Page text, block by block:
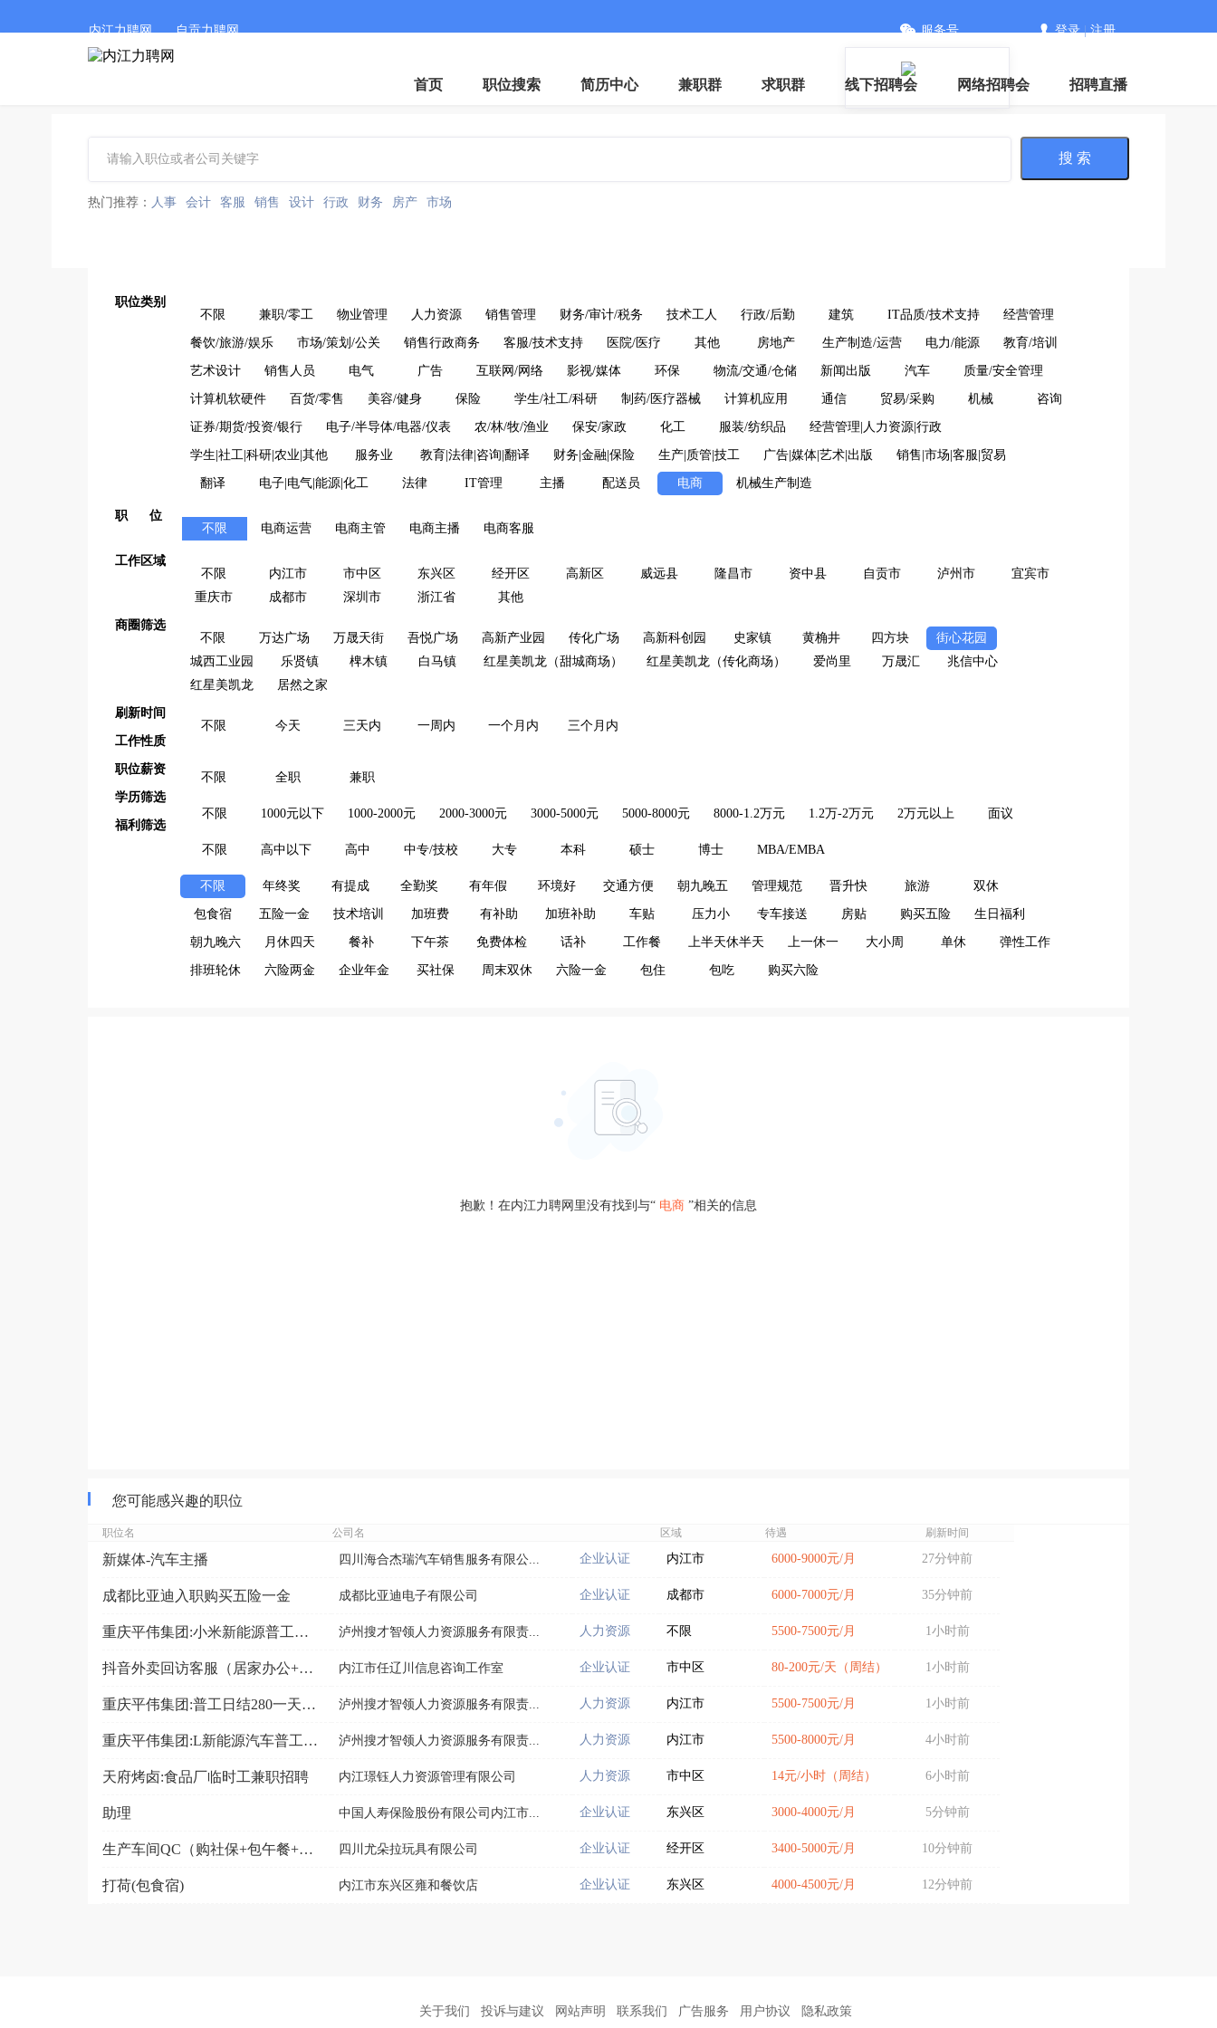
内江力聘网 自贡力聘网
微信
服务号 登录|注册
首页 职位搜索 简历中心 兼职群 求职群 线下招聘会 网络招聘会 招聘直播
搜 索
热门推荐： 人事 会计 客服 销售 设计 行政 财务 房产 市场
职位类别
不限
兼职/零工 物业管理 人力资源 销售管理 财务/审计/税务 技术工人 行政/后勤 建筑 IT品质/技术支持 经营管理
餐饮/旅游/娱乐 市场/策划/公关 销售行政商务 客服/技术支持 医院/医疗 其他 房地产 生产制造/运营 电力/能源 教育/培训
艺术设计 销售人员 电气 广告 互联网/网络 影视/媒体 环保 物流/交通/仓储 新闻出版 汽车 质量/安全管理
计算机软硬件 百货/零售 美容/健身 保险 学生/社工/科研 制药/医疗器械 计算机应用 通信 贸易/采购 机械 咨询
证券/期货/投资/银行 电子/半导体/电器/仪表 农/林/牧/渔业 保安/家政 化工 服装/纺织品 经营管理|人力资源|行政
学生|社工|科研|农业|其他 服务业 教育|法律|咨询|翻译 财务|金融|保险 生产|质管|技工 广告|媒体|艺术|出版 销售|市场|客服|贸易
翻译 电子|电气|能源|化工 法律 IT管理 主播 配送员 电商 机械生产制造
职 位
不限
电商运营 电商主管 电商主播 电商客服
工作区域
不限
内江市 市中区 东兴区 经开区 高新区 威远县 隆昌市 资中县 自贡市 泸州市
宜宾市
重庆市
成都市 深圳市 浙江省 其他
商圈筛选
不限
万达广场 万晟天街 吾悦广场 高新产业园 传化广场 高新科创园 史家镇 黄桷井 四方块
街心花园
城西工业园
乐贤镇 椑木镇 白马镇 红星美凯龙（甜城商场） 红星美凯龙（传化商场） 爱尚里 万晟汇
兆信中心
红星美凯龙
居然之家
刷新时间
不限
今天 三天内 一周内 一个月内
三个月内
工作性质
不限 全职 兼职
职位薪资
不限 1000元以下 1000-2000元 2000-3000元 3000-5000元 5000-8000元 8000-1.2万元 1.2万-2万元 2万元以上 面议
学历筛选
不限 高中以下 高中 中专/技校 大专 本科 硕士 博士 MBA/EMBA
福利筛选
不限 年终奖 有提成 全勤奖 有年假 环境好 交通方便 朝九晚五 管理规范 晋升快 旅游 双休
包食宿 五险一金 技术培训 加班费 有补助 加班补助 车贴 压力小 专车接送 房贴 购买五险 生日福利
朝九晚六 月休四天 餐补 下午茶 免费体检 话补 工作餐 上半天休半天 上一休一 大小周 单休 弹性工作
排班轮休 六险两金 企业年金 买社保 周末双休 六险一金 包住 包吃 购买六险
抱歉！在内江力聘网里没有找到与“ 电商 ”相关的信息
您可能感兴趣的职位
职位名 公司名 区域 待遇 刷新时间
新媒体-汽车主播 四川海合杰瑞汽车销售服务有限公... 企业认证 内江市 6000-9000元/月 27分钟前
成都比亚迪入职购买五险一金 成都比亚迪电子有限公司 企业认证 成都市 6000-7000元/月 35分钟前
重庆平伟集团:小米新能源普工（包吃住+日结280一天... 泸州搜才智领人力资源服务有限责... 人力资源 不限 5500-7500元/月 1小时前
抖音外卖回访客服（居家办公+时间自由） 内江市任辽川信息咨询工作室 企业认证 市中区 80-200元/天（周结） 1小时前
重庆平伟集团:普工日结280一天（包食宿+五险）Q 泸州搜才智领人力资源服务有限责... 人力资源 内江市 5500-7500元/月 1小时前
重庆平伟集团:L新能源汽车普工日结280一天+包吃住 泸州搜才智领人力资源服务有限责... 人力资源 内江市 5500-8000元/月 4小时前
天府烤卤:食品厂临时工兼职招聘 内江璟钰人力资源管理有限公司 人力资源 市中区 14元/小时（周结） 6小时前
助理 中国人寿保险股份有限公司内江市... 企业认证 东兴区 3000-4000元/月 5分钟前
生产车间QC（购社保+包午餐+可提供住宿） 四川尤朵拉玩具有限公司 企业认证 经开区 3400-5000元/月 10分钟前
打荷(包食宿) 内江市东兴区雍和餐饮店 企业认证 东兴区 4000-4500元/月 12分钟前
关于我们 投诉与建议 网站声明 联系我们 广告服务 用户协议 隐私政策